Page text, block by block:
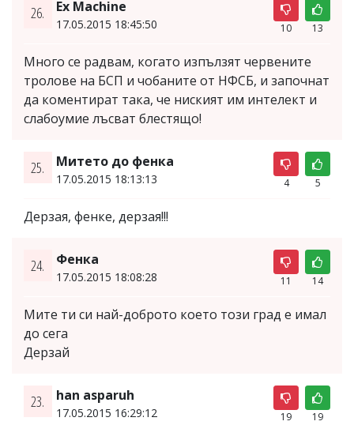
26. Ex Machine
17.05.2015 18:45:50 10 13
Много се радвам, когато изпълзят червените
тролове на БСП и чобаните от НФСБ, и започнат
да коментират така, че ниският им интелект и
слабоумие лъсват блестящо!
25. Митето до фенка
17.05.2015 18:13:13 4 5
Дерзая, фенке, дерзая!!!
24. Фенка
17.05.2015 18:08:28 11 14
Мите ти си най-доброто което този град е имал
до сега
Дерзай
23. han asparuh
17.05.2015 16:29:12 19 19